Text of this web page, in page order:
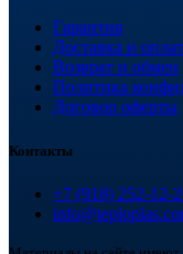
Гарантия
Доставка и
Возврат и обмен
Политика
Договор оферты
Контакты
+7 (918) 252-12-